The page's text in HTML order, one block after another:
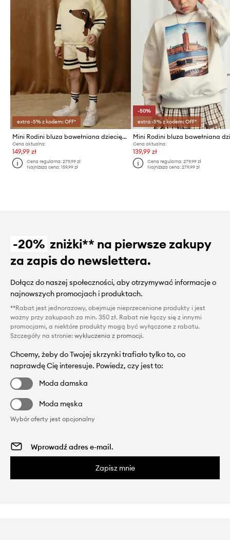
extra -5% z kodem: OFF*
Mini Rodini bluza bawełniana dziecięca Dog
Cena aktualna:
149,99 zł
Cena regularna:279,99 zł
Najniższa cena:159,99 zł
-50%
extra -5% z kodem: OFF*
Cena aktualna:
139,99 zł
Cena regularna: 279,99 zł
Najniższa cena: 279,99 zł
-20% zniżki** na pierwsze zakupy
za zapis do newslettera.
Dołącz do naszej społeczności, aby otrzymywać informacje o
najnowszych promocjach i produktach.
**Rabat jest jednorazowy, obejmuje nieprzecenione produkty i jest
ważny przy zakupach za min. 350 zł. Rabat nie łączy się z innymi
promocjami, a niektóre produkty mogą być wyłączone z rabatu.
Szczegóły na stronie: wykluczenia z promocji.
Chcemy, żeby do Twojej skrzynki trafiało tylko to, co
naprawdę Cię interesuje. Powiedz, czy jest to:
Moda damska
Moda męska
Wybór oferty jest opcjonalny
Zapisz mnie